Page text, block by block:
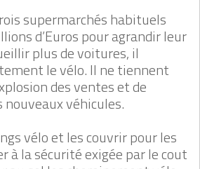
supermarchés habituels
d’Euros pour agrandir leur
plus de voitures, il
le vélo. Il ne tiennent
des ventes et de
nouveaux véhicules.
vélo et les couvrir pour les
à la sécurité exigée par le cout